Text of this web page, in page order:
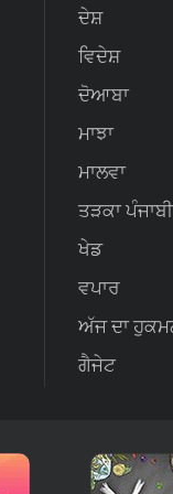
ਦੇਸ਼
ਵਿਦੇਸ਼
ਦੋਆਬਾ
ਮਾਝਾ
ਮਾਲਵਾ
ਤੜਕਾ ਪੰਜਾਬੀ
ਖੇਡ
ਵਪਾਰ
ਅੱਜ ਦਾ
ਗੈਜੇਟ